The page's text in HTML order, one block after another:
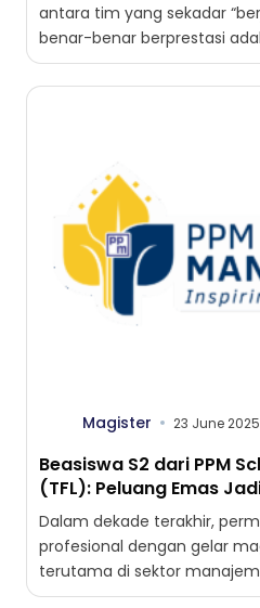
antara tim yang sekadar
benar-benar berprestasi
yang...
Magister 23 June 2025
Beasiswa S2 dari PPM
(TFL): Peluang Emas
Dalam dekade terakhir,
profesional dengan gelar
terutama di sektor
publik. Perusahaan tidak